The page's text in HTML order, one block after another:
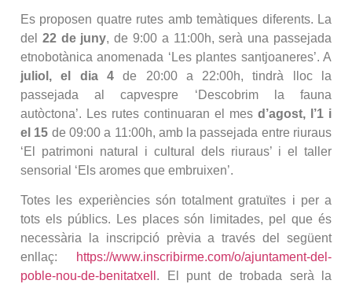
Es proposen quatre rutes amb temàtiques diferents. La
del 22 de juny, de 9:00 a 11:00h, serà una passejada
etnobotànica anomenada ‘Les plantes santjoaneres’. A
juliol, el dia 4de 20:00 a 22:00h, tindrà lloc la
passejada al capvespre ‘Descobrim la fauna
autòctona’. Les rutes continuaran el mes d’agost, l’1 i
el 15 de 09:00 a 11:00h, amb la passejada entre riuraus
‘El patrimoni natural i cultural dels riuraus’ i el taller
sensorial ‘Els aromes que embruixen’.
Totes les experiències són totalment gratuïtes i per a
tots els públics. Les places són limitades, pel que és
necessària la inscripció prèvia a través del següent
enllaç:
https://www.inscribirme.com/o/ajuntament-del-
poble-nou-de-benitatxell . El punt de trobada serà la